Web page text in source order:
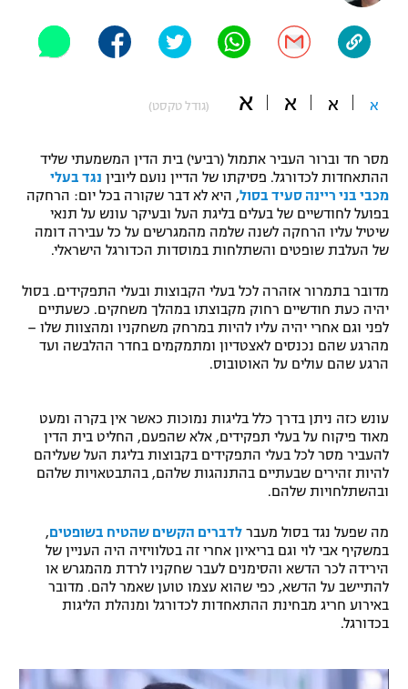
"מחצית בשכונה" – פודקאסט
תקנון עבור פעילות אלקטרה
תקנון עבור פעילות ספורט 1 – "מרלן"
גיימינג E-Sports
מדיניות פרטיות
רשיון להקרנה פומבית לבית עסק
הצטרפות לחבילת הערוצים
תגיות
המגזין
אופניים
פוטבול אמריקאי NFL
בייסבול MLB
ספורט אתגרי ואקסטרים
אומנויות לחימה
גיימינג E-Sports
א א א א (גודל טקסט)
מסר חד וברור העביר אתמול (רביעי) בית הדין המשמעתי שליד
ההתאחדות לכדורגל. פסיקתו של הדיין נועם ליובין נגד בעלי
מכבי בני ריינה סעיד בסול, היא לא דבר שקורה בכל יום: הרחקה
בפועל לחודשיים של בעלים בליגת העל ובעיקר עונש על תנאי
שיטיל עליו הרחקה לשנה שלמה מהמגרשים על כל עבירה דומה
של העלבת שופטים והשתלחות במוסדות הכדורגל הישראלי.
מדובר בתמרור אזהרה לכל בעלי הקבוצות ובעלי התפקידים. בסול
יהיה כעת חודשיים רחוק מקבוצתו במהלך משחקים. כשעתיים
לפני וגם אחרי יהיה עליו להיות במרחק משחקניו ומהצוות שלו –
מהרגע שהם נכנסים לאצטדיון ומתמקמים בחדר ההלבשה ועד
הרגע שהם עולים על האוטובוס.
עונש כזה ניתן בדרך כלל בליגות נמוכות כאשר אין בקרה ומעט
מאוד פיקוח על בעלי תפקידים, אלא שהפעם, החליט בית הדין
להעביר מסר לכל בעלי התפקידים בקבוצות בליגת העל שעליהם
להיות זהירים שבעתיים בהתנהגות שלהם, בהתבטאויות שלהם
ובהשתלחויות שלהם.
מה שפעל נגד בסול מעבר לדברים הקשים שהטיח בשופטים,
במשקיף אבי לוי וגם בריאיון אחרי זה בטלוויזיה היה העניין של
הירידה לכר הדשא והסימנים לעבר שחקניו לרדת מהמגרש או
להתיישב על הדשא, כפי שהוא עצמו טוען שאמר להם. מדובר
באירוע חריג מבחינת ההתאחדות לכדורגל ומנהלת הליגות
בכדורגל.